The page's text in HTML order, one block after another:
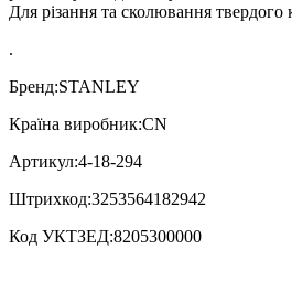
Для різання та сколювання
.
Бренд:STANLEY
Країна виробник:CN
Артикул:4-18-294
Штрихкод:3253564182942
Код УКТЗЕД:8205300000